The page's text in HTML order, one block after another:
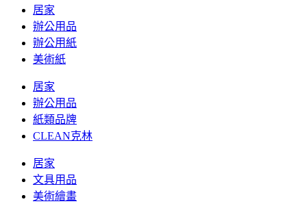
居家
辦公用品
辦公用紙
美術紙
居家
辦公用品
紙類品牌
CLEAN克林
居家
文具用品
美術繪畫